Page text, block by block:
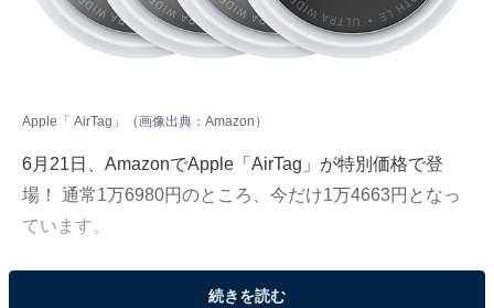
Apple「 AirTag」（画像出典：Amazon）
6月21日、 AmazonでApple「AirTag」が特別価格で登
場！ 通常1万6980円のところ、今だけ1万4663円となっ
ています。
そのほかにも注目の商品がラインナップされているので,
続きを読む